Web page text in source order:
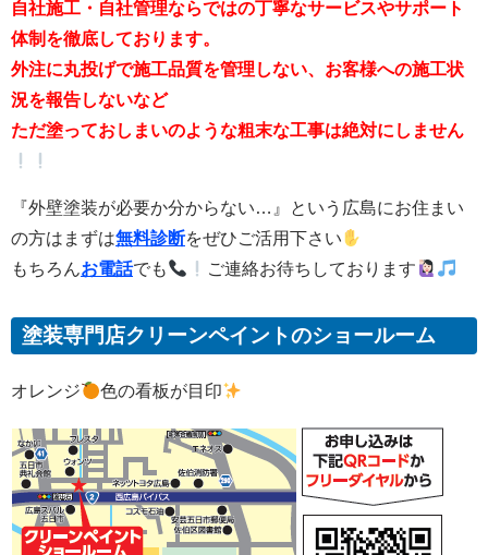
自社施工・自社管理ならではの丁寧なサービスやサポート
体制を徹底しております。
外注に丸投げで施工品質を管理しない、お客様への施工状
況を報告しないなど
ただ塗っておしまいのような粗末な工事は絶対にしません
『外壁塗装が必要か分からない…』という広島にお住まい
の方はまずは無料診断をぜひご活用下さい
もちろんお電話でも ご連絡お待ちしております
塗装専門店クリーンペイントのショールーム
オレンジ 色の看板が目印